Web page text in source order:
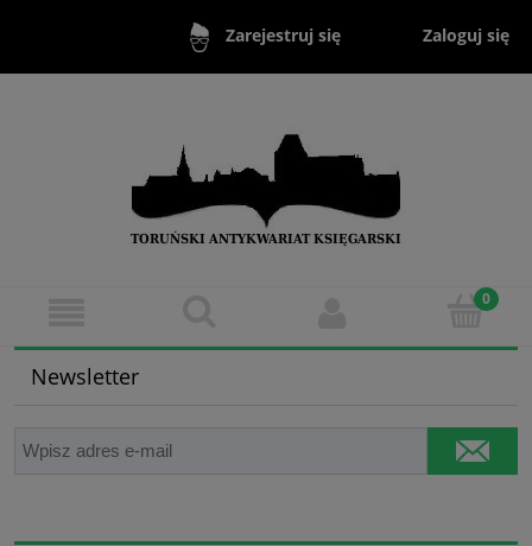
Zarejestruj się Zaloguj się
Newsletter